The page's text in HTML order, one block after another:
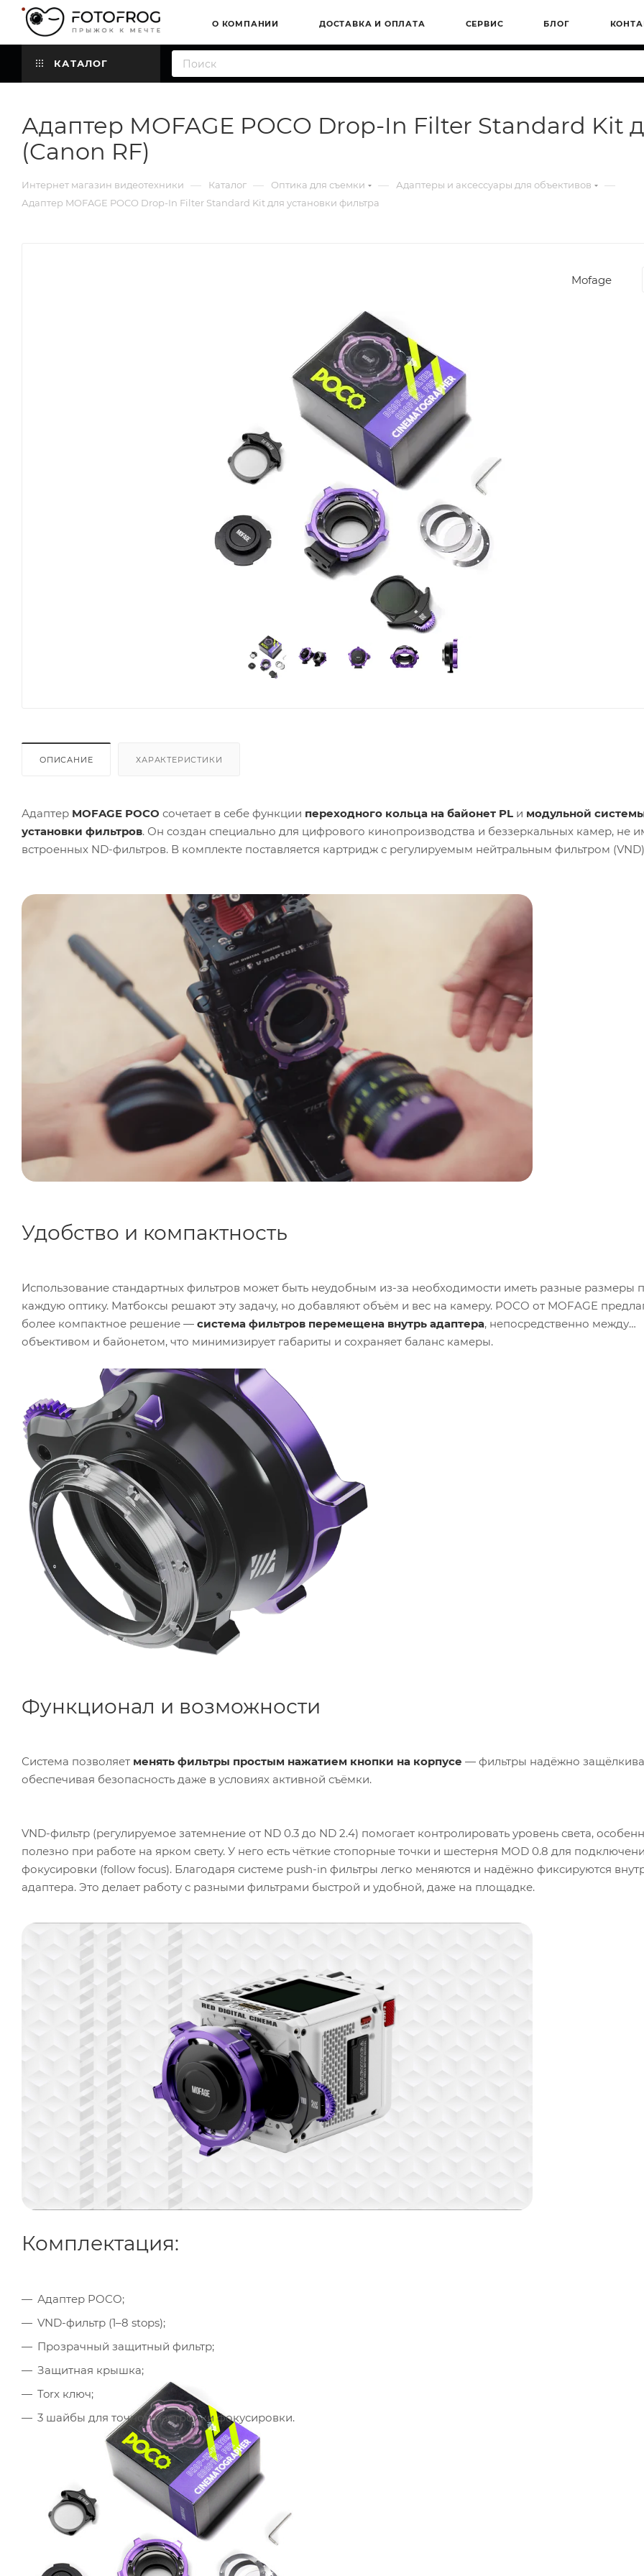
О КОМПАНИИ ДОСТАВКА И ОПЛАТА СЕРВИС БЛОГ
КАТАЛОГ
Адаптер MOFAGE POCO Drop-In Filter Standard Kit
(Canon RF)
Интернет магазин видеотехники — Каталог — Оптика для съемки — Адаптеры и аксессуары для объективов —
Адаптер MOFAGE POCO Drop-In Filter Standard Kit для установки фильтра
Mofage
ОПИСАНИЕ ХАРАКТЕРИСТИКИ
Адаптер MOFAGE POCO сочетает в себе функции переходного кольца на байонет PL и модульной
установки фильтров. Он создан специально для цифрового кинопроизводства и беззеркальных камер, не
встроенных ND-фильтров. В комплекте поставляется картридж с регулируемым нейтральным фильтром
Удобство и компактность
Использование стандартных фильтров может быть неудобным из-за необходимости иметь разные размеры
каждую оптику. Матбоксы решают эту задачу, но добавляют объём и вес на камеру. POCO от MOFAGE
более компактное решение — система фильтров перемещена внутрь адаптера, непосредственно между
объективом и байонетом, что минимизирует габариты и сохраняет баланс камеры.
Функционал и возможности
Система позволяет менять фильтры простым нажатием кнопки на корпусе — фильтры надёжно
обеспечивая безопасность даже в условиях активной съёмки.
VND-фильтр (регулируемое затемнение от ND 0.3 до ND 2.4) помогает контролировать уровень света,
полезно при работе на ярком свету. У него есть чёткие стопорные точки и шестерня MOD 0.8 для
фокусировки (follow focus). Благодаря системе push-in фильтры легко меняются и надёжно фиксируются
адаптера. Это делает работу с разными фильтрами быстрой и удобной, даже на площадке.
Комплектация:
Адаптер POCO;
VND-фильтр (1–8 stops);
Прозрачный защитный фильтр;
Защитная крышка;
Torx ключ;
3 шайбы для точной настройки фокусировки.